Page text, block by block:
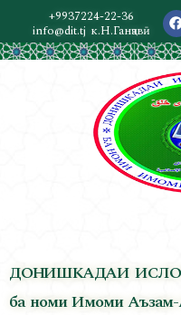
+9937224-22-36
info@dit.tj к.Н.Ганҷавӣ
ДОНИШКАДАИ
ба номи Имоми